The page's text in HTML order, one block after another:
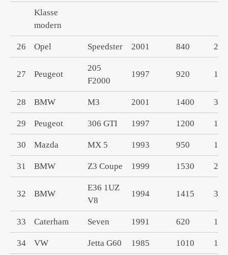
Klasse
modern
26 Opel Speedster 2001 840
27 Peugeot
205
F2000
1997 920
28 BMW M3 2001 1400
29 Peugeot 306 GTI 1997 1200
30 Mazda MX 5 1993 950
31 BMW Z3 Coupe 1999 1530
32 BMW
E36 1UZ
V8
1994 1415
33 Caterham Seven 1991 620
34 VW Jetta G60 1985 1010